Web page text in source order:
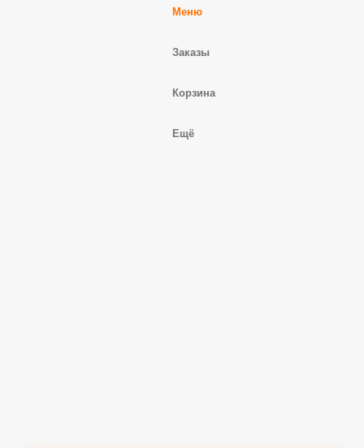
Меню
Заказы
Корзина
Ещё